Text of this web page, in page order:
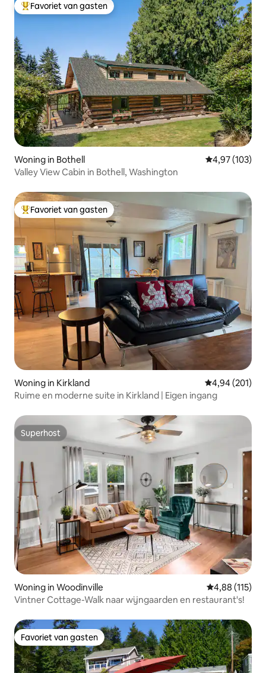
Topfavoriet van gasten
Favoriet van gasten
Woning in Bothell Gemiddelde
4,97 (103)
Valley View Cabin in Bothell, Washington
Topfavoriet van gasten
Favoriet van gasten
Woning in Kirkland Gemiddelde
4,94 (201)
Ruime en moderne suite in Kirkland | Eigen ingang
Superhost
Superhost
Woning in Woodinville Gemiddelde
4,88 (115)
Vintner Cottage-Walk naar wijngaarden en restaurant's!
Favoriet van gasten
Favoriet van gasten